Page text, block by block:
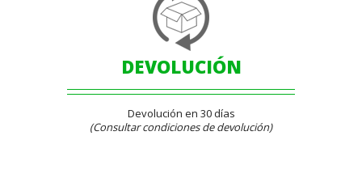
DEVOLUCIÓN
Devolución en 30 días
(Consultar condiciones de devolución)